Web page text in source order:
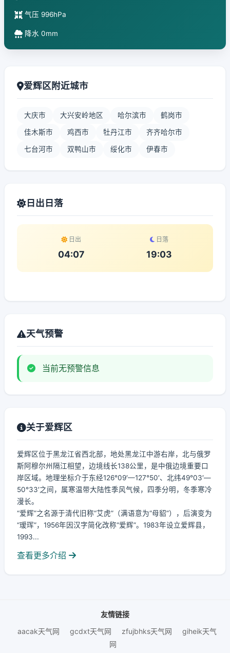
气压 996hPa
降水 0mm
爱辉区附近城市
大庆市 大兴安岭地区 哈尔滨市 鹤岗市
佳木斯市 鸡西市 牡丹江市 齐齐哈尔市
七台河市 双鸭山市 绥化市 伊春市
日出日落
日出
04:07
日落
19:03
天气预警
当前无预警信息
关于爱辉区
爱辉区位于黑龙江省西北部，地处黑龙江中游右岸，北与俄罗
斯阿穆尔州隔江相望，边境线长138公里，是中俄边境重要口
岸区域。地理坐标介于东经126°09′—127°50′、北纬49°03′—
50°33′之间，属寒温带大陆性季风气候，四季分明，冬季寒冷
漫长。
“爱辉”之名源于清代旧称“艾虎”（满语意为“母貂”），后演变为
“瑷珲”，1956年因汉字简化改称“爱辉”。1983年设立爱辉县，
1993...
查看更多介绍
友情链接
aacak天气网
gcdxt天气网 zfujbhks天气网
giheik天气
网